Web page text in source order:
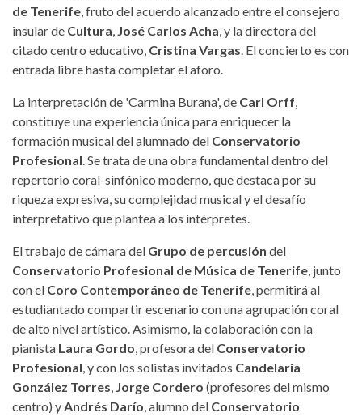
de Tenerife, fruto del acuerdo alcanzado entre el consejero
insular de Cultura, José Carlos Acha, y la directora del
citado centro educativo, Cristina Vargas. El concierto es con
entrada libre hasta completar el aforo.
La interpretación de 'Carmina Burana', de Carl Orff,
constituye una experiencia única para enriquecer la
formación musical del alumnado del Conservatorio
Profesional. Se trata de una obra fundamental dentro del
repertorio coral-sinfónico moderno, que destaca por su
riqueza expresiva, su complejidad musical y el desafío
interpretativo que plantea a los intérpretes.
El trabajo de cámara del Grupo de percusión del
Conservatorio Profesional de Música de Tenerife, junto
con el Coro Contemporáneo de Tenerife, permitirá al
estudiantado compartir escenario con una agrupación coral
de alto nivel artístico. Asimismo, la colaboración con la
pianista Laura Gordo, profesora del Conservatorio
Profesional, y con los solistas invitados Candelaria
González Torres, Jorge Cordero (profesores del mismo
centro) yAndrés Darío, alumno del Conservatorio